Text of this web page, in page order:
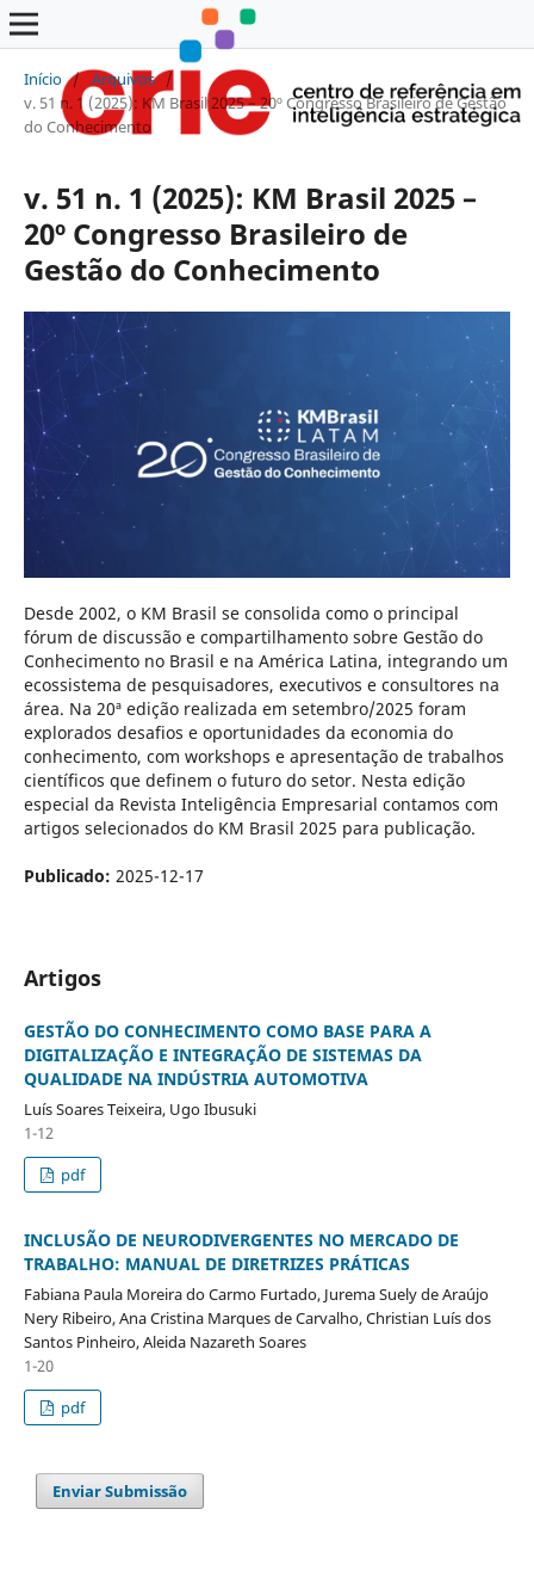
Início / Arquivos /
v. 51 n. 1 (2025): KM Brasil 2025 – 20º Congresso Brasileiro de Gestão
do Conhecimento
v. 51 n. 1 (2025): KM Brasil 2025 –
20º Congresso Brasileiro de
Gestão do Conhecimento
Desde 2002, o KM Brasil se consolida como o principal
fórum de discussão e compartilhamento sobre Gestão do
Conhecimento no Brasil e na América Latina, integrando um
ecossistema de pesquisadores, executivos e consultores na
área. Na 20ª edição realizada em setembro/2025 foram
explorados desafios e oportunidades da economia do
conhecimento, com workshops e apresentação de trabalhos
científicos que definem o futuro do setor. Nesta edição
especial da Revista Inteligência Empresarial contamos com
artigos selecionados do KM Brasil 2025 para publicação.
Publicado: 2025-12-17
Artigos
GESTÃO DO CONHECIMENTO COMO BASE PARA A
DIGITALIZAÇÃO E INTEGRAÇÃO DE SISTEMAS DA
QUALIDADE NA INDÚSTRIA AUTOMOTIVA
Luís Soares Teixeira, Ugo Ibusuki
1-12
pdf
INCLUSÃO DE NEURODIVERGENTES NO MERCADO DE
TRABALHO: MANUAL DE DIRETRIZES PRÁTICAS
Fabiana Paula Moreira do Carmo Furtado, Jurema Suely de Araújo
Nery Ribeiro, Ana Cristina Marques de Carvalho, Christian Luís dos
Santos Pinheiro, Aleida Nazareth Soares
1-20
pdf
Enviar Submissão